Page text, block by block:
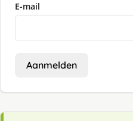
E-mail
Aanmelden